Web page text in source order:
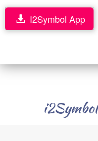
i2Symbol
I2Symbol App